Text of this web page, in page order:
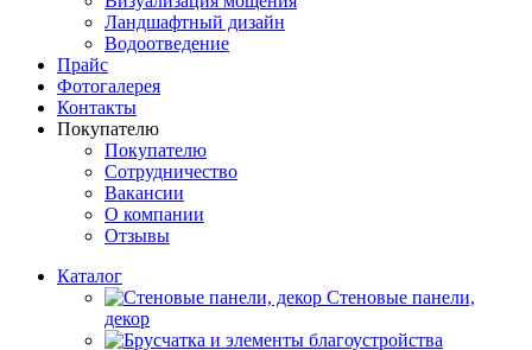
Ландшафтный дизайн
Водоотведение
Прайс
Фотогалерея
Контакты
Покупателю
Покупателю
Сотрудничество
Вакансии
О компании
Отзывы
Каталог
Стеновые панели,
декор